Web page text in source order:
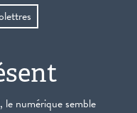
le numérique semble